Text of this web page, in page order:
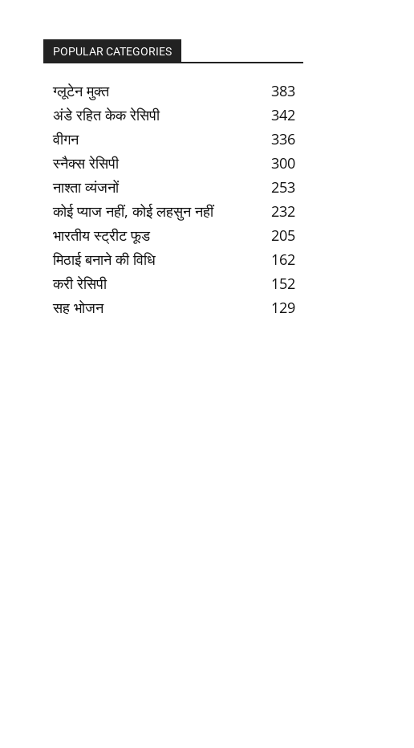
POPULAR CATEGORIES
ग्लूटेन मुक्त
383
अंडे रहित केक रेसिपी
342
वीगन
336
स्नैक्स रेसिपी
300
नाश्ता व्यंजनों
253
कोई प्याज नहीं, कोई लहसुन नहीं
232
भारतीय स्ट्रीट फूड
205
मिठाई बनाने की विधि
162
करी रेसिपी
152
सह भोजन
129